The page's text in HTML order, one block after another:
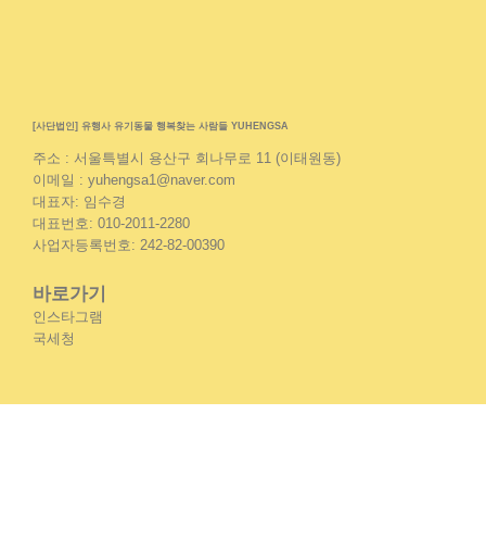
[사단법인] 유행사 유기동물 행복찾는 사람들 YUHENGSA
주소 : 서울특별시 용산구 회나무로 11 (이태원동)
이메일 : yuhengsa1@naver.com
대표자: 임수경
대표번호: 010-2011-2280
사업자등록번호: 242-82-00390
바로가기
인스타그램
국세청